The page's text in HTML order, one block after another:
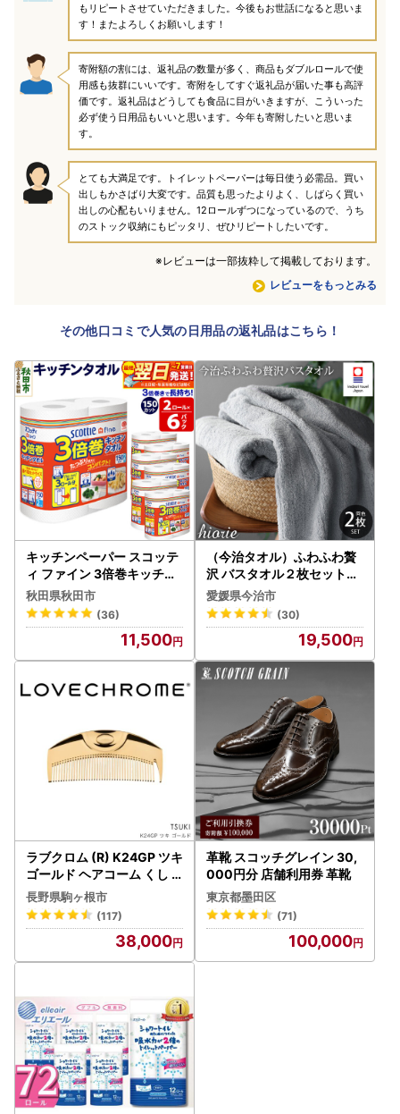
レビューをもっとみる
もリピートさせていただきました。今後もお世話になると思いま
す！またよろしくお願いします！
寄附額の割には、返礼品の数量が多く、商品もダブルロールで使
用感も抜群にいいです。寄附をしてすぐ返礼品が届いた事も高評
価です。返礼品はどうしても食品に目がいきますが、こういった
必ず使う日用品もいいと思います。今年も寄附したいと思いま
す。
とても大満足です。トイレットペーパーは毎日使う必需品。買い
出しもかさばり大変です。品質も思ったよりよく、しばらく買い
出しの心配もいりません。12ロールずつになっているので、うち
のストック収納にもピッタリ、ぜひリピートしたいです。
※レビューは一部抜粋して掲載しております。
その他口コミで人気の日用品の返礼品はこちら！
キッチンペーパー スコッテ
ィ ファイン 3倍巻キッチン
タオル 150カット 2ロール
×6パック 秋田市オリジナル
最短翌日発送
秋田県秋田市
(36)
11,500
（今治タオル）ふわふわ贅
沢 バスタオル２枚セット＜
ミストグレー＞ヒオリエ
愛媛県今治市
(30)
19,500
ラブクロム (R) K24GP ツキ
ゴールド ヘアコーム くし
コーム LOVECHROME さら
つや ヘアケア 駒ヶ根市
長野県駒ヶ根市
(117)
38,000
革靴 スコッチグレイン 30,
000円分 店舗利用券 革靴
東京都墨田区
(71)
100,000